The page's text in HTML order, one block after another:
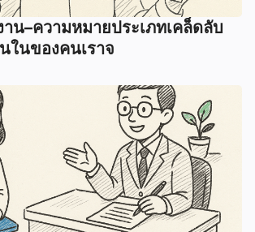
น–ความหมายประเภทเคล็ดลับ
ในของคนเราจ